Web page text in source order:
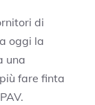
di
oggi la
una
fare finta